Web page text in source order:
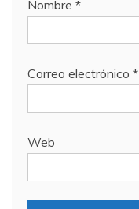
Nombre *
Correo electrónico *
Web